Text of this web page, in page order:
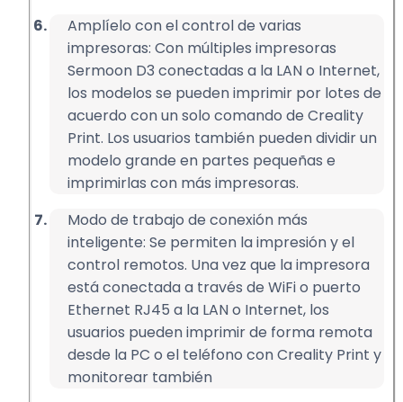
Amplíelo con el control de varias
impresoras: Con múltiples impresoras
Sermoon D3 conectadas a la LAN o Internet,
los modelos se pueden imprimir por lotes de
acuerdo con un solo comando de Creality
Print. Los usuarios también pueden dividir un
modelo grande en partes pequeñas e
imprimirlas con más impresoras.
Modo de trabajo de conexión más
inteligente: Se permiten la impresión y el
control remotos. Una vez que la impresora
está conectada a través de WiFi o puerto
Ethernet RJ45 a la LAN o Internet, los
usuarios pueden imprimir de forma remota
desde la PC o el teléfono con Creality Print y
monitorear también